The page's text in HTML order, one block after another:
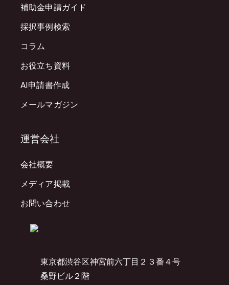
東京都渋谷区神宮前六丁目２３番４号
桑野ビル２階
補助金申請ガイド
採択事例検索
コラム
お役立ち資料
AI申請書作成
メールマガジン
運営会社
会社概要
メディア掲載
お問い合わせ